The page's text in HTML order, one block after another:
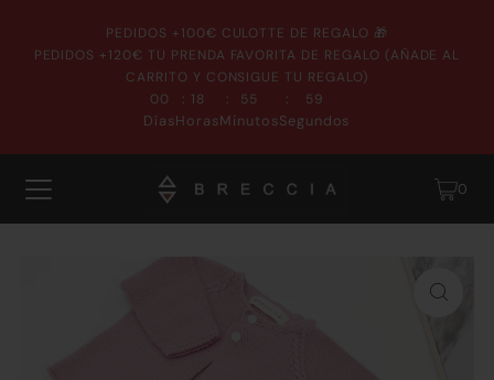
PEDIDOS +100€ CULOTTE DE REGALO 🎁
PEDIDOS +120€ TU PRENDA FAVORITA DE REGALO (AÑADE AL
CARRITO Y CONSIGUE TU REGALO)
00
Días
: 18
Horas
: 55
Minutos
: 59
Segundos
0